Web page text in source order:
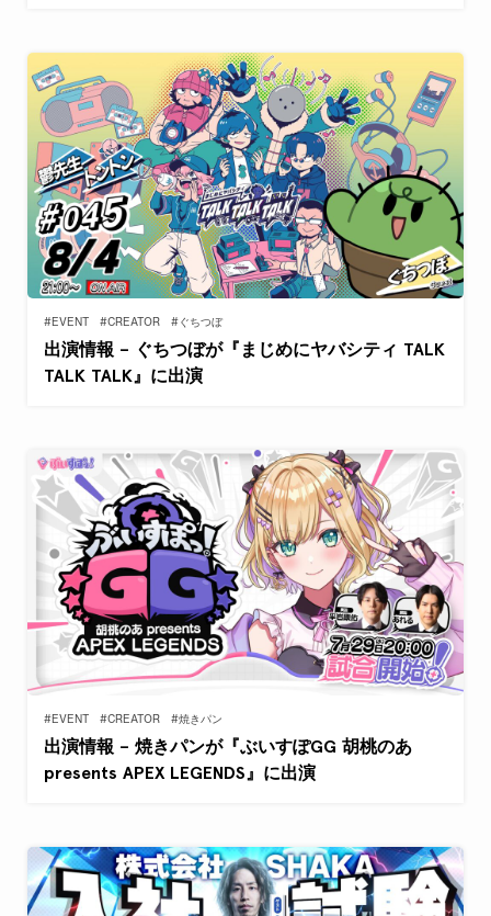
#EVENT #CREATOR #ぐちつぼ
出演情報 – ぐちつぼが『まじめにヤバシティ TALK
TALK TALK』に出演
#EVENT #CREATOR #焼きパン
出演情報 – 焼きパンが『ぶいすぽGG 胡桃のあ
presents APEX LEGENDS』に出演